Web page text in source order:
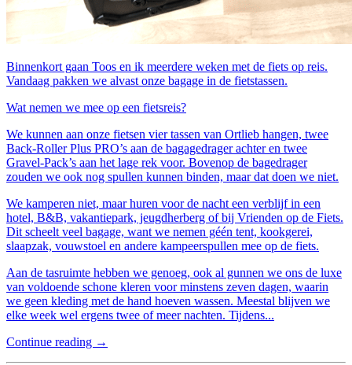
Binnenkort gaan Toos en ik meerdere weken met de fiets op reis.
Vandaag pakken we alvast onze bagage in de fietstassen.
Wat nemen we mee op een fietsreis?
We kunnen aan onze fietsen vier tassen van Ortlieb hangen, twee
Back-Roller Plus PRO’s aan de bagagedrager achter en twee
Gravel-Pack’s aan het lage rek voor. Bovenop de bagedrager
zouden we ook nog spullen kunnen binden, maar dat doen we niet.
We kamperen niet, maar huren voor de nacht een verblijf in een
hotel, B&B, vakantiepark, jeugdherberg of bij Vrienden op de Fiets.
Dit scheelt veel bagage, want we nemen géén tent, kookgerei,
slaapzak, vouwstoel en andere kampeerspullen mee op de fiets.
Aan de tasruimte hebben we genoeg, ook al gunnen we ons de luxe
van voldoende schone kleren voor minstens zeven dagen, waarin
we geen kleding met de hand hoeven wassen. Meestal blijven we
elke week wel ergens twee of meer nachten. Tijdens...
Continue reading →